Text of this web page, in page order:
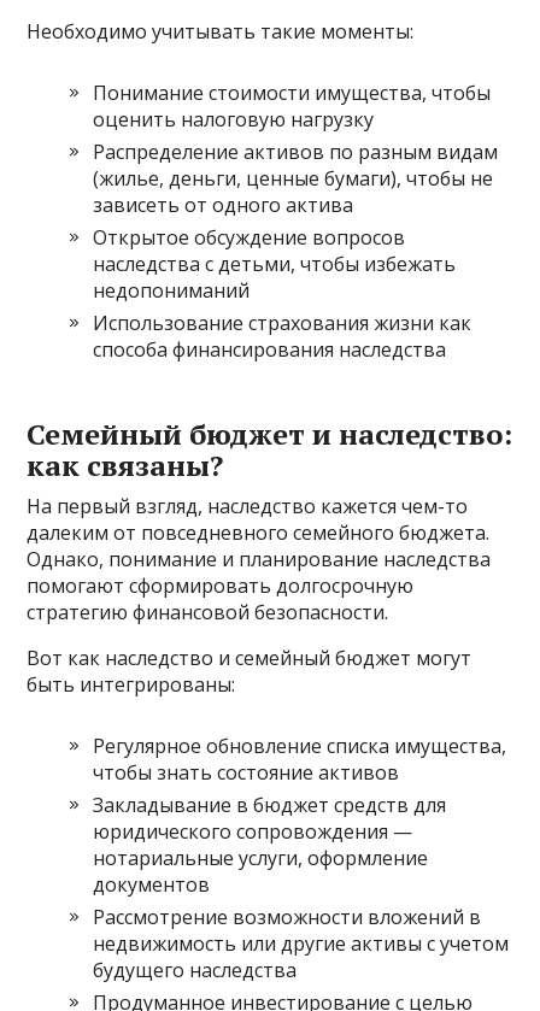
Необходимо учитывать такие моменты:
Понимание стоимости имущества, чтобы
оценить налоговую нагрузку
Распределение активов по разным видам
(жилье, деньги, ценные бумаги), чтобы не
зависеть от одного актива
Открытое обсуждение вопросов
наследства с детьми, чтобы избежать
недопониманий
Использование страхования жизни как
способа финансирования наследства
Семейный бюджет и наследство:
как связаны?
На первый взгляд, наследство кажется чем-то
далеким от повседневного семейного бюджета.
Однако, понимание и планирование наследства
помогают сформировать долгосрочную
стратегию финансовой безопасности.
Вот как наследство и семейный бюджет могут
быть интегрированы:
Регулярное обновление списка имущества,
чтобы знать состояние активов
Закладывание в бюджет средств для
юридического сопровождения —
нотариальные услуги, оформление
документов
Рассмотрение возможности вложений в
недвижимость или другие активы с учетом
будущего наследства
Продуманное инвестирование с целью